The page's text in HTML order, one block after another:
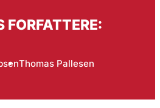
FORFATTERE:
Thomas Pallesen